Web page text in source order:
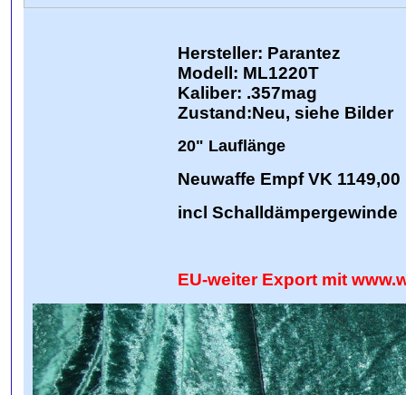
Hersteller: Parantez
Modell: ML1220T
Kaliber: .357mag
Zustand:Neu, siehe Bilder
20" Lauflänge
Neuwaffe Empf VK 1149,00
incl Schalldämpergewinde
EU-weiter Export mit